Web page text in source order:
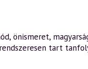
önismeret,
tart